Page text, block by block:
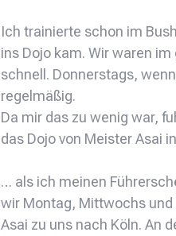
Ich trainierte schon im
ins Dojo kam. Wir waren
schnell. Donnerstags,
regelmäßig.
Da mir das zu wenig war,
das Dojo von Meister Asai
… als ich meinen
wir Montag, Mittwochs
Asai zu uns nach Köln. An